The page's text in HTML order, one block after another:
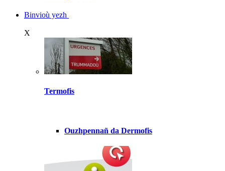
Binvioù yezh
X
Termofis
Ouzhpennañ da Dermofis